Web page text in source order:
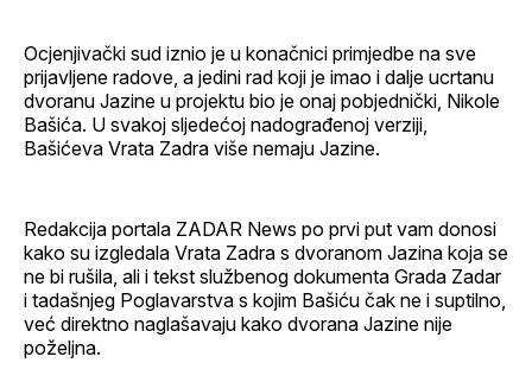
Ocjenjivački sud iznio je u konačnici primjedbe na sve
prijavljene radove, a jedini rad koji je imao i dalje ucrtanu
dvoranu Jazine u projektu bio je onaj pobjednički, Nikole
Bašića. U svakoj sljedećoj nadograđenoj verziji,
Bašićeva Vrata Zadra više nemaju Jazine.
Redakcija portala ZADAR News po prvi put vam donosi
kako su izgledala Vrata Zadra s dvoranom Jazina koja se
ne bi rušila, ali i tekst službenog dokumenta Grada Zadar
i tadašnjeg Poglavarstva s kojim Bašiću čak ne i suptilno,
već direktno naglašavaju kako dvorana Jazine nije
poželjna.